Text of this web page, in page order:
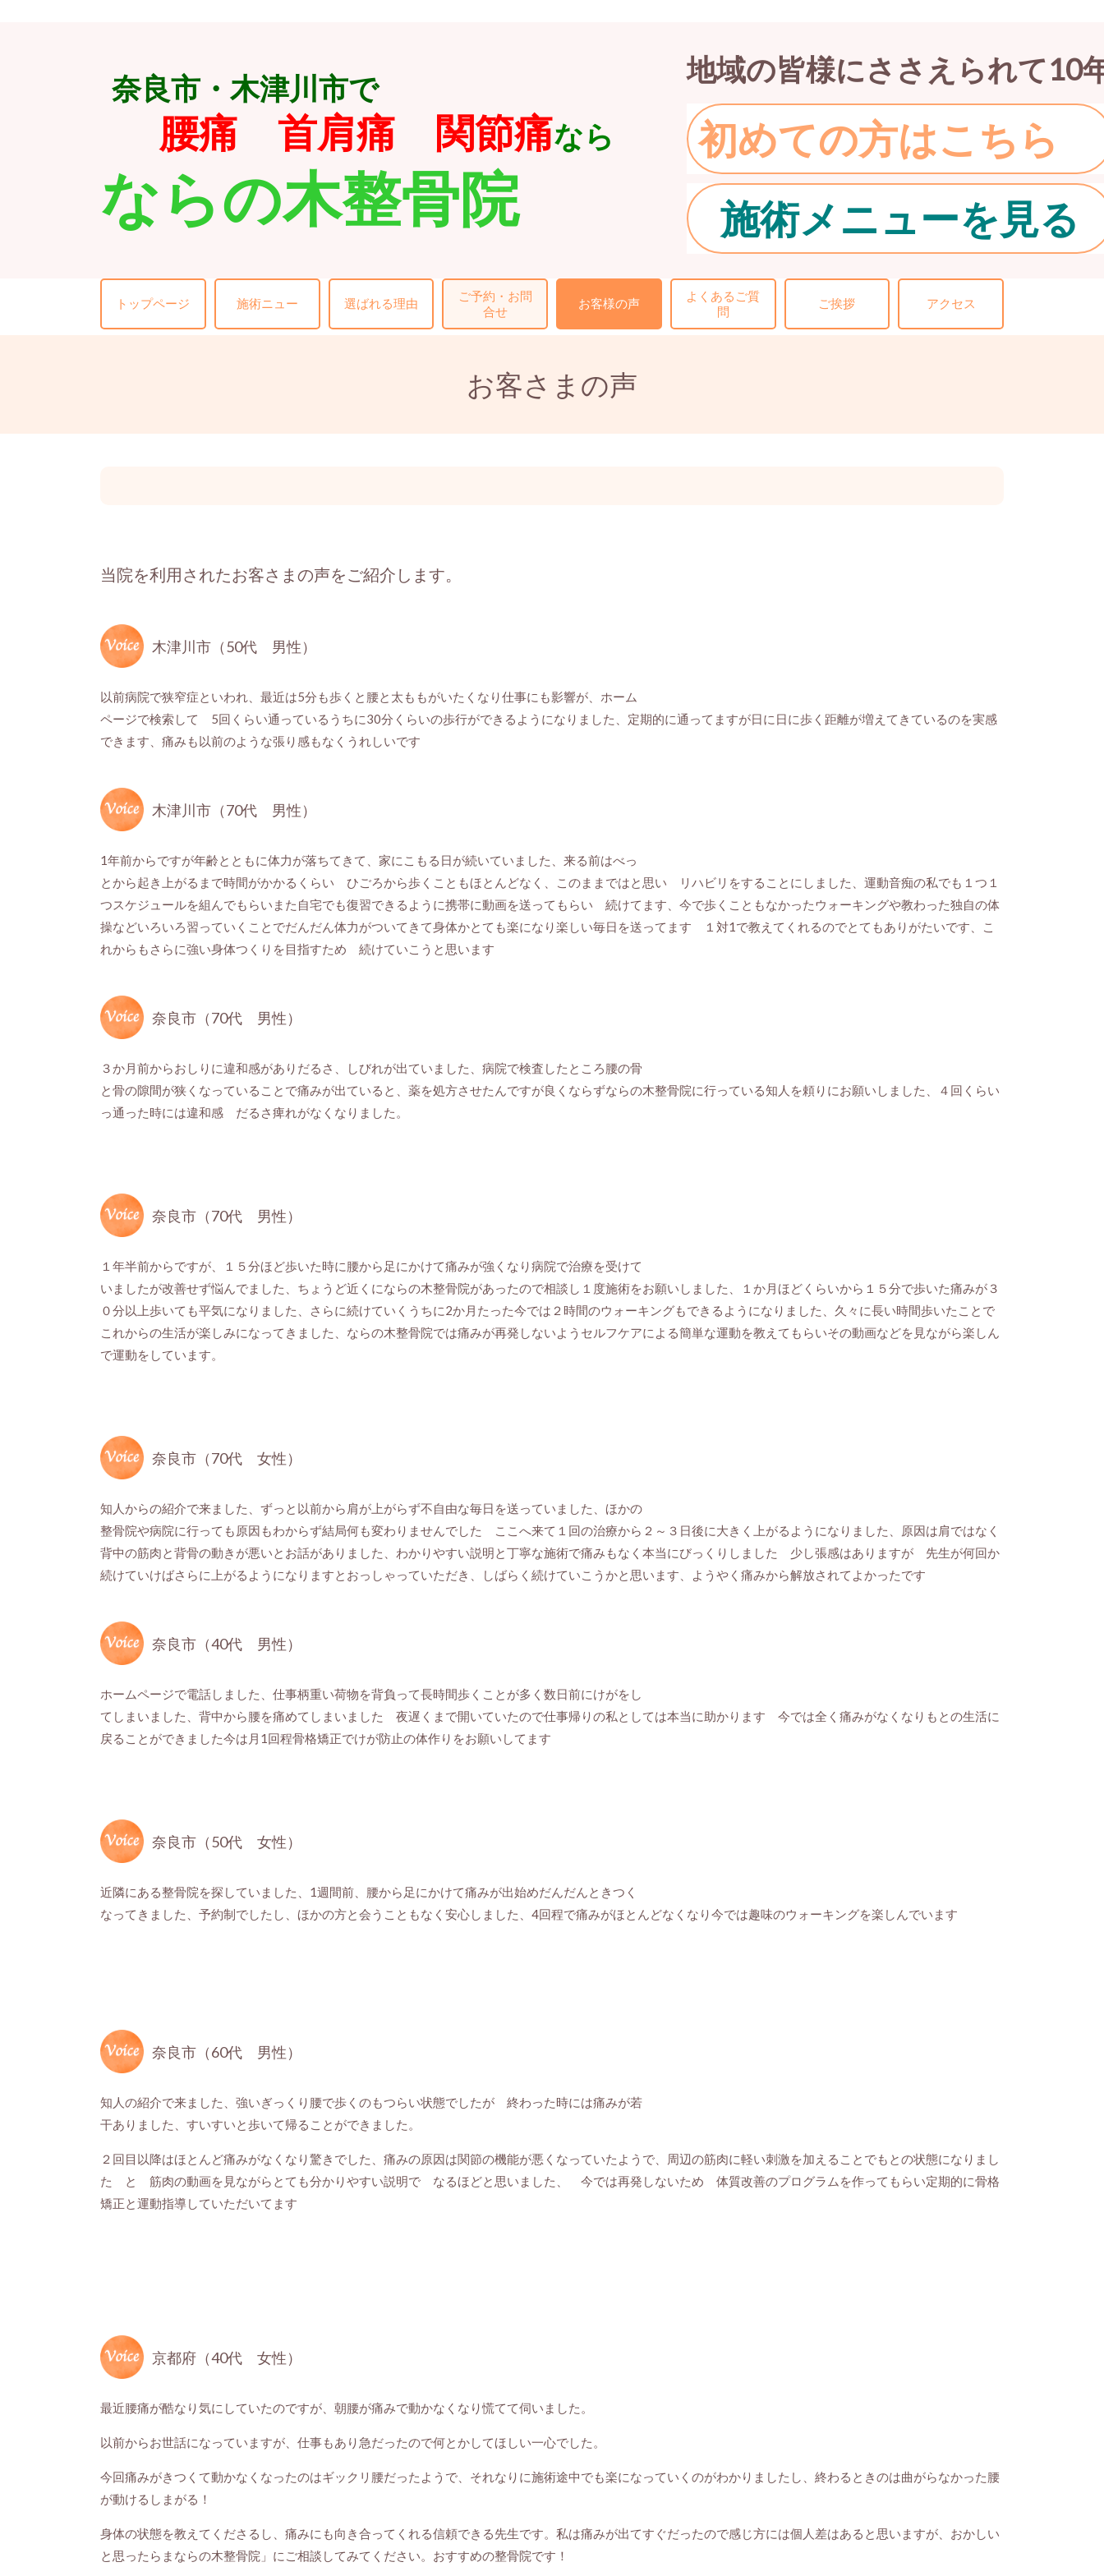
奈良市・木津川市で
腰痛 首肩痛 関節痛なら
ならの木整骨院
地域の皆様にささえられて10
初めての方はこちら
施術メニューを見る
トップページ 施術ニュー 選ばれる理由
ご予約・お問
合せ
お客様の声
よくあるご質
問
ご挨拶 アクセス
お客さまの声
当院を利用されたお客さまの声をご紹介します。
木津川市（50代 男性）
以前病院で狭窄症といわれ、最近は5分も歩くと腰と太ももがいたくなり仕事にも影響が、ホーム
ページで検索して 5回くらい通っているうちに30分くらいの歩行ができるようになりました、定期的に通ってますが日に日に歩く距離が増えてきているのを実感
できます、痛みも以前のような張り感もなくうれしいです
木津川市（70代 男性）
1年前からですが年齢とともに体力が落ちてきて、家にこもる日が続いていました、来る前はべっ
とから起き上がるまで時間がかかるくらい ひごろから歩くこともほとんどなく、このままではと思い リハビリをすることにしました、運動音痴の私でも１つ１
つスケジュールを組んでもらいまた自宅でも復習できるように携帯に動画を送ってもらい 続けてます、今で歩くこともなかったウォーキングや教わった独自の体
操などいろいろ習っていくことでだんだん体力がついてきて身体かとても楽になり楽しい毎日を送ってます １対1で教えてくれるのでとてもありがたいです、こ
れからもさらに強い身体つくりを目指すため 続けていこうと思います
奈良市（70代 男性）
３か月前からおしりに違和感がありだるさ、しびれが出ていました、病院で検査したところ腰の骨
と骨の隙間が狭くなっていることで痛みが出ていると、薬を処方させたんですが良くならずならの木整骨院に行っている知人を頼りにお願いしました、４回くらい
っ通った時には違和感 だるさ痺れがなくなりました。
奈良市（70代 男性）
１年半前からですが、１５分ほど歩いた時に腰から足にかけて痛みが強くなり病院で治療を受けて
いましたが改善せず悩んでました、ちょうど近くにならの木整骨院があったので相談し１度施術をお願いしました、１か月ほどくらいから１５分で歩いた痛みが３
０分以上歩いても平気になりました、さらに続けていくうちに2か月たった今では２時間のウォーキングもできるようになりました、久々に長い時間歩いたことで
これからの生活が楽しみになってきました、ならの木整骨院では痛みが再発しないようセルフケアによる簡単な運動を教えてもらいその動画などを見ながら楽しん
で運動をしています。
奈良市（70代 女性）
知人からの紹介で来ました、ずっと以前から肩が上がらず不自由な毎日を送っていました、ほかの
整骨院や病院に行っても原因もわからず結局何も変わりませんでした ここへ来て１回の治療から２～３日後に大きく上がるようになりました、原因は肩ではなく
背中の筋肉と背骨の動きが悪いとお話がありました、わかりやすい説明と丁寧な施術で痛みもなく本当にびっくりしました 少し張感はありますが 先生が何回か
続けていけばさらに上がるようになりますとおっしゃっていただき、しばらく続けていこうかと思います、ようやく痛みから解放されてよかったです
奈良市（40代 男性）
ホームページで電話しました、仕事柄重い荷物を背負って長時間歩くことが多く数日前にけがをし
てしまいました、背中から腰を痛めてしまいました 夜遅くまで開いていたので仕事帰りの私としては本当に助かります 今では全く痛みがなくなりもとの生活に
戻ることができました今は月1回程骨格矯正でけが防止の体作りをお願いしてます
奈良市（50代 女性）
近隣にある整骨院を探していました、1週間前、腰から足にかけて痛みが出始めだんだんときつく
なってきました、予約制でしたし、ほかの方と会うこともなく安心しました、4回程で痛みがほとんどなくなり今では趣味のウォーキングを楽しんでいます
奈良市（60代 男性）
知人の紹介で来ました、強いぎっくり腰で歩くのもつらい状態でしたが 終わった時には痛みが若
干ありました、すいすいと歩いて帰ることができました。
２回目以降はほとんど痛みがなくなり驚きでした、痛みの原因は関節の機能が悪くなっていたようで、周辺の筋肉に軽い刺激を加えることでもとの状態になりまし
た と 筋肉の動画を見ながらとても分かりやすい説明で なるほどと思いました、 今では再発しないため 体質改善のプログラムを作ってもらい定期的に骨格
矯正と運動指導していただいてます
京都府（40代 女性）
最近腰痛が酷なり気にしていたのですが、朝腰が痛みで動かなくなり慌てて伺いました。
以前からお世話になっていますが、仕事もあり急だったので何とかしてほしい一心でした。
今回痛みがきつくて動かなくなったのはギックリ腰だったようで、それなりに施術途中でも楽になっていくのがわかりましたし、終わるときのは曲がらなかった腰
が動けるしまがる！
身体の状態を教えてくださるし、痛みにも向き合ってくれる信頼できる先生です。私は痛みが出てすぐだったので感じ方には個人差はあると思いますが、おかしい
と思ったらまならの木整骨院」にご相談してみてください。おすすめの整骨院です！